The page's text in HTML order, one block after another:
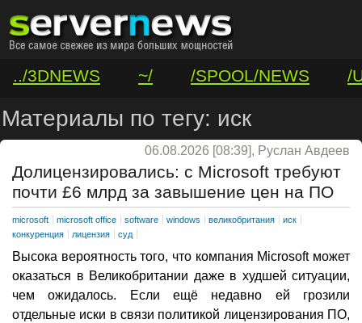
../3DNEWS ~/ /SPOOL/NEWS
/
/VAR/CONTACT
Материалы по тегу: иск
06.08.2026 [08:39], Руслан Авдеев
Долицензировались: с Microsoft требуют
почти £6 млрд за завышение цен на ПО
microsoft microsoft office software windows великобритания
иск
конкуренция
лицензия суд
Высока вероятность того, что компания Microsoft может
оказаться в Великобритании даже в худшей ситуации,
чем ожидалось. Если ещё недавно ей грозили
отдельные иски в связи политикой лицензирования ПО,